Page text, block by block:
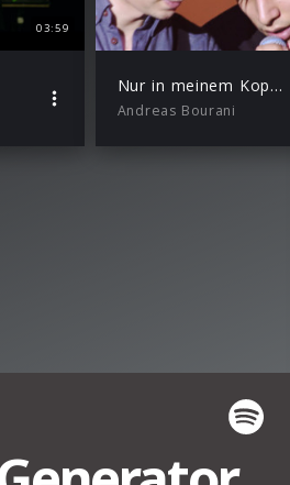
03:59
Nur in meinem Kopf (Live)
Andreas Bourani